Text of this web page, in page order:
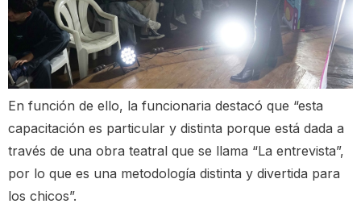
En función de ello, la funcionaria destacó que “esta
capacitación es particular y distinta porque está dada a
través de una obra teatral que se llama “La entrevista”,
por lo que es una metodología distinta y divertida para
los chicos”.